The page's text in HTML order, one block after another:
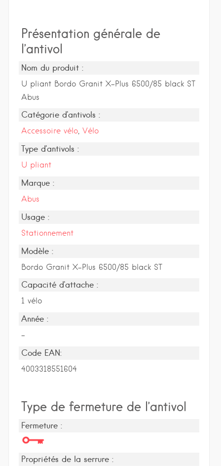
Présentation générale de
l’antivol
Nom du produit :
U pliant Bordo Granit X-Plus 6500/85 black ST
Abus
Catégorie d'antivols :
Accessoire vélo, Vélo
Type d'antivols :
U pliant
Marque :
Abus
Usage :
Stationnement
Modèle :
Bordo Granit X-Plus 6500/85 black ST
Capacité d'attache :
1 vélo
Année :
-
Code EAN:
4003318551604
Type de fermeture de l’antivol
Fermeture :
Propriétés de la serrure :